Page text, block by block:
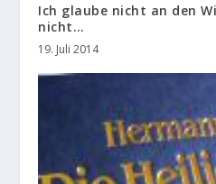
Ich glaube nicht an den
nicht…
19. Juli 2014